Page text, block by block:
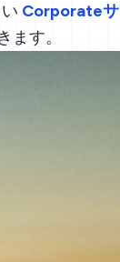
Corporate
す。